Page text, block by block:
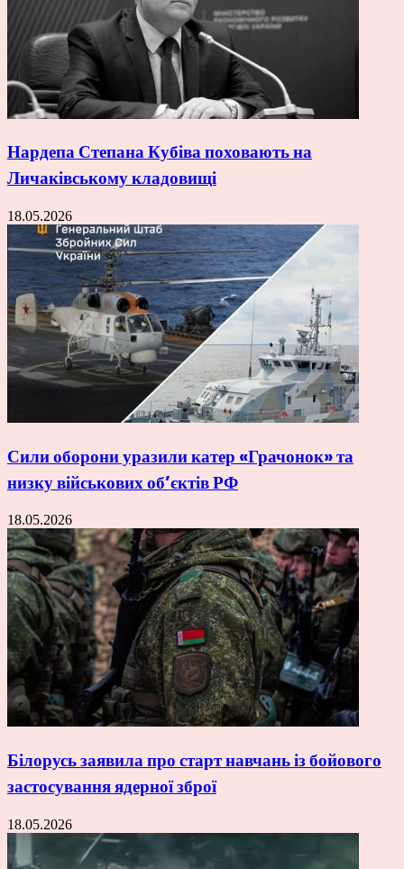
Нардепа Степана Кубіва поховають на
Личаківському кладовищі
18.05.2026
Сили оборони уразили катер «Грачонок» та
низку військових об’єктів РФ
18.05.2026
Білорусь заявила про старт навчань із бойового
застосування ядерної зброї
18.05.2026